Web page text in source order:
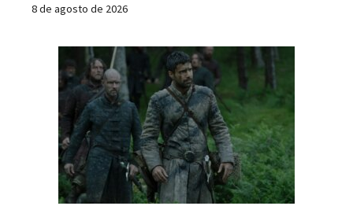
8 de agosto de 2026